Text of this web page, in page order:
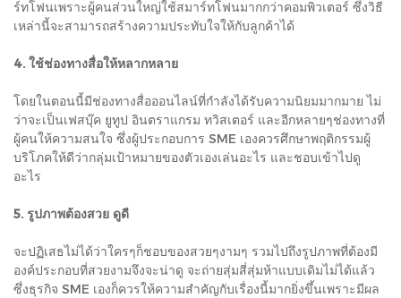
ร์ทโฟนเพราะผู้คนส่วนใหญ่ใช้สมาร์ทโฟนมากกว่าคอมพิวเตอร์ ซึ่งวิธี
เหล่านี้จะสามารถสร้างความประทับใจให้กับลูกค้าได้
4. ใช้ช่องทางสื่อให้หลากหลาย
โดยในตอนนี้มีช่องทางสื่อออนไลน์ที่กำลังได้รับความนิยมมากมาย ไม่
ว่าจะเป็นเฟสบุ๊ค ยูทูป อินตราแกรม ทวิสเตอร์ และอีกหลายๆช่องทางที่
ผู้คนให้ความสนใจ ซึ่งผู้ประกอบการ SME เองควรศึกษาพฤติกรรมผู้
บริโภคให้ดีว่ากลุ่มเป้าหมายของตัวเองเล่นอะไร และชอบเข้าไปดู
อะไร
5. รูปภาพต้องสวย ดูดี
จะปฏิเสธไม่ได้ว่าใครๆก็ชอบของสวยๆงามๆ รวมไปถึงรูปภาพที่ต้องมี
องค์ประกอบที่สวยงามจึงจะน่าดู จะถ่ายสุ่มสี่สุ่มห้าแบบเดิมไม่ได้แล้ว
ซึ่งธุรกิจ SME เองก็ควรให้ความสำคัญกับเรื่องนี้มากยิ่งขึ้นเพราะมีผล